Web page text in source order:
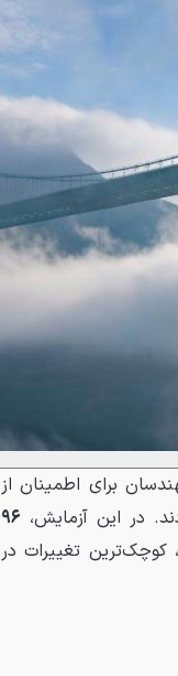
برای اطمینان از
در این آزمایش، ۹۶
پل قرار گرفتند و بیش از ۴۰۰ حسگر، کوچک‌ترین تغییرات در